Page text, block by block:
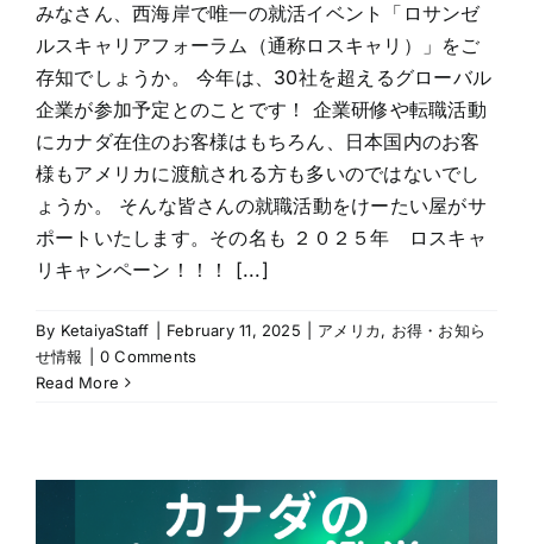
みなさん、西海岸で唯一の就活イベント「ロサンゼ
ルスキャリアフォーラム（通称ロスキャリ）」をご
存知でしょうか。 今年は、30社を超えるグローバル
企業が参加予定とのことです！ 企業研修や転職活動
にカナダ在住のお客様はもちろん、日本国内のお客
様もアメリカに渡航される方も多いのではないでし
ょうか。 そんな皆さんの就職活動をけーたい屋がサ
ポートいたします。その名も ２０２５年 ロスキャ
リキャンペーン！！！ [...]
By KetaiyaStaff February 11, 2025 アメリカ, お得・お知ら
せ情報
0 Comments
Read More